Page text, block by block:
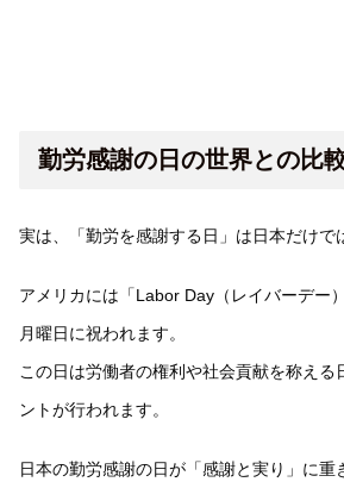
勤労感謝の日の世界との比
実は、「勤労を感謝する日」は日本だけで
アメリカには「Labor Day（レイバーデー
月曜日に祝われます。
この日は労働者の権利や社会貢献を称える
ントが行われます。
日本の勤労感謝の日が「感謝と実り」に重